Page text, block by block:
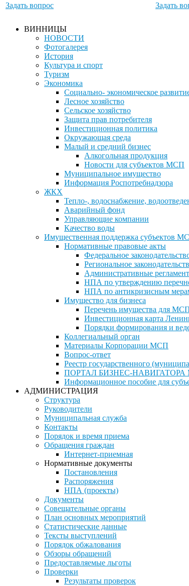
Задать вопрос Задать
ВИННИЦЫ
НОВОСТИ
Фотогалерея
История
Культура и спорт
Туризм
Экономика
Социально- экономическое
Лесное хозяйство
Сельское хозяйство
Защита прав потребителя
Инвестиционная политика
Окружающая среда
Малый и средний бизнес
Алкогольная продукция
Новости для субъектов МСП
Муниципальное имущество
Информация Роспотребнадзора
ЖКХ
Тепло-, водоснабжение,
Аварийный фонд
Управляющие компании
Качество воды
Имущественная поддержка субъектов
Нормативные правовые акты
Федеральное
Региональное
Административные
НПА по утверждению
НПА по антикризисным
Имущество для бизнеса
Перечень имущества для
Инвестиционная карта
Порядки формирования и
Коллегиальный орган
Материалы Корпорации МСП
Вопрос-ответ
Реестр государственного
ПОРТАЛ БИЗНЕС-НАВИГАТОРА
Информационное пособие для
АДМИНИСТРАЦИЯ
Структура
Руководители
Муниципальная служба
Контакты
Порядок и время приема
Обращения граждан
Интернет-приемная
Нормативные документы
Постановления
Распоряжения
НПА (проекты)
Документы
Совещательные органы
План основных мероприятий
Статистические данные
Тексты выступлений
Порядок обжалования
Обзоры обращений
Предоставляемые льготы
Проверки
Результаты проверок